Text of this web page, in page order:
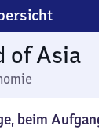
of Asia
beim